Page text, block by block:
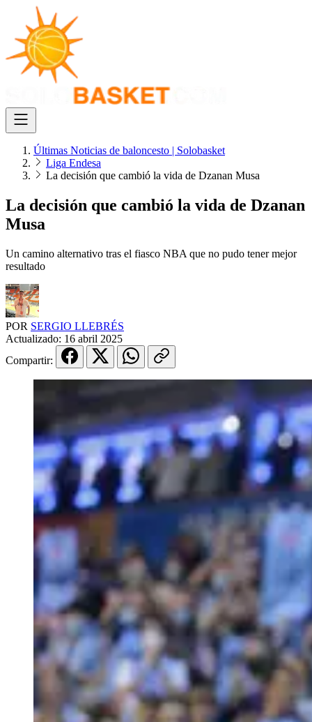
Últimas Noticias de baloncesto | Solobasket
Liga Endesa
La decisión que cambió la vida de Dzanan Musa
La decisión que cambió la vida de Dzanan
Musa
Un camino alternativo tras el fiasco NBA que no pudo tener mejor
resultado
POR SERGIO LLEBRÉS
Actualizado: 16 abril 2025
Compartir: